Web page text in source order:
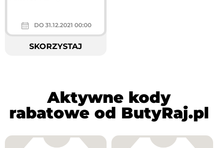
DO 31.12.2021 00:00
SKORZYSTAJ
Aktywne kody
rabatowe od ButyRaj.pl